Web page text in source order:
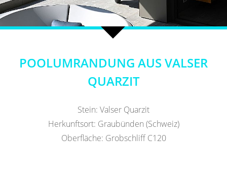
POOLUMRANDUNG AUS VALSER
QUARZIT
Stein: Valser Quarzit
Herkunftsort: Graubünden (Schweiz)
Oberfläche: Grobschliff C120